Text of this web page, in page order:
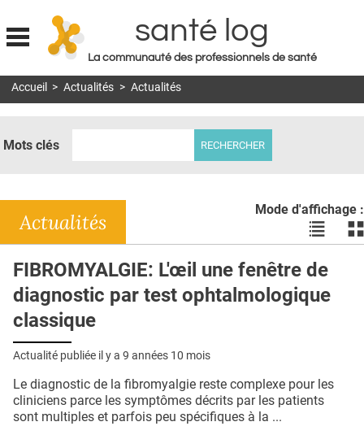
Jump to navigation
santé log
La communauté des professionnels de santé
MON COMPTE
DOSSIERS
RÉSEAUX
E-REVUE SAD
THÉMA
L'APP
PUBLICITÉ
Accueil > Actualités > Actualités
Mots clés
Mode d'affichage :
Voir
les
en
liste
les
Actualités
FIBROMYALGIE: L'œil une fenêtre de
diagnostic par test ophtalmologique
classique
Actualité publiée il y a 9 années 10 mois
Le diagnostic de la fibromyalgie reste complexe pour les
cliniciens parce les symptômes décrits par les patients
sont multiples et parfois peu spécifiques à la ...